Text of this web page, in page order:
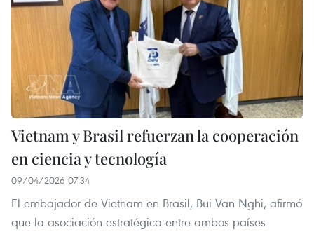
Vietnam y Brasil refuerzan la cooperación
en ciencia y tecnología
09/04/2026 07:34
El embajador de Vietnam en Brasil, Bui Van Nghi, afirmó
que la asociación estratégica entre ambos países